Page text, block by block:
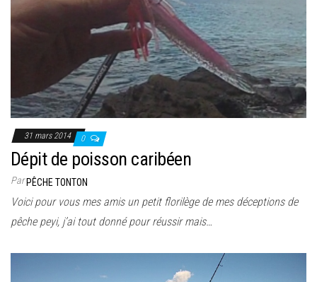
31 mars 2014 0
Dépit de poisson caribéen
ParPÊCHE TONTON
Voici pour vous mes amis un petit florilège de mes déceptions de
pêche peyi, j’ai tout donné pour réussir mais…